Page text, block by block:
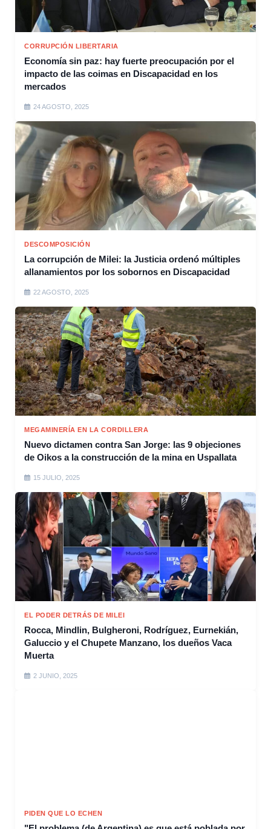
CORRUPCIÓN LIBERTARIA
Economía sin paz: hay fuerte preocupación por el
impacto de las coimas en Discapacidad en los
mercados
24 AGOSTO, 2025
DESCOMPOSICIÓN
La corrupción de Milei: la Justicia ordenó múltiples
allanamientos por los sobornos en Discapacidad
22 AGOSTO, 2025
MEGAMINERÍA EN LA CORDILLERA
Nuevo dictamen contra San Jorge: las 9 objeciones
de Oikos a la construcción de la mina en Uspallata
15 JULIO, 2025
EL PODER DETRÁS DE MILEI
Rocca, Mindlin, Bulgheroni, Rodríguez, Eurnekián,
Galuccio y el Chupete Manzano, los dueños Vaca
Muerta
2 JUNIO, 2025
PIDEN QUE LO ECHEN